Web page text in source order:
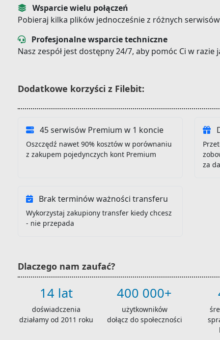
Wsparcie wielu połączeń
Pobieraj kilka plików jednocześnie z różnych
Profesjonalne wsparcie techniczne
Nasz zespół jest dostępny 24/7, aby pomóc Ci w
Dodatkowe korzyści z Filebit:
45 serwisów Premium w 1 koncie
Oszczędź nawet 90% kosztów w porównaniu
z zakupem pojedynczych kont Premium
za
Brak terminów ważności transferu
Wykorzystaj zakupiony transfer kiedy chcesz
- nie przepada
Dlaczego nam zaufać?
14 lat
doświadczenia
działamy od 2011 roku
400 000+
użytkowników
dołącz do społeczności